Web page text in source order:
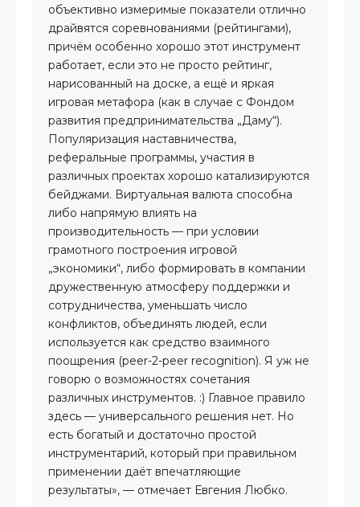
объективно измеримые показатели отлично
драйвятся соревнованиями (рейтингами),
причём особенно хорошо этот инструмент
работает, если это не просто рейтинг,
нарисованный на доске, а ещё и яркая
игровая метафора (как в случае с Фондом
развития предпринимательства „Даму“).
Популяризация наставничества,
реферальные программы, участия в
различных проектах хорошо катализируются
бейджами. Виртуальная валюта способна
либо напрямую влиять на
производительность — при условии
грамотного построения игровой
„экономики“, либо формировать в компании
дружественную атмосферу поддержки и
сотрудничества, уменьшать число
конфликтов, объединять людей, если
используется как средство взаимного
поощрения (peer-2-peer recognition). Я уж не
говорю о возможностях сочетания
различных инструментов. :) Главное правило
здесь — универсального решения нет. Но
есть богатый и достаточно простой
инструментарий, который при правильном
применении даёт впечатляющие
результаты», — отмечает Евгения Любко.